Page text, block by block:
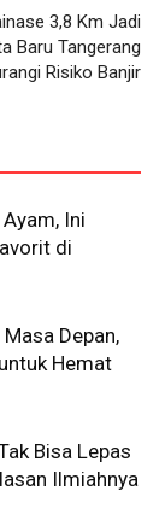
3,8 Km Jadi
Baru Tangerang
Risiko Banjir
Ini
di
Depan,
Hemat
Bisa Lepas
Ilmiahnya